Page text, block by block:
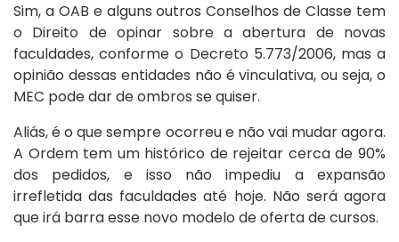
Sim, a OAB e alguns outros Conselhos de Classe tem
o Direito de opinar sobre a abertura de novas
faculdades, conforme o Decreto 5.773/2006, mas a
opinião dessas entidades não é vinculativa, ou seja, o
MEC pode dar de ombros se quiser.
Aliás, é o que sempre ocorreu e não vai mudar agora.
A Ordem tem um histórico de rejeitar cerca de 90%
dos pedidos, e isso não impediu a expansão
irrefletida das faculdades até hoje. Não será agora
que irá barra esse novo modelo de oferta de cursos.